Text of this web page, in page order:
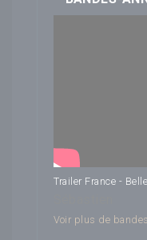
Trailer France -
Voir plus de